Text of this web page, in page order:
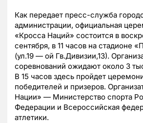
Как передает пресс-служба
администрации, официальная
«Кросса Наций» состоится в
сентября, в 11 часов на стадионе
(ул.19 — ой Гв.Дивизии,13).
соревнований ожидают около 3
В 15 часов здесь пройдет
победителей и призеров.
Нации» — Министерство спорта
Федерации и Всероссийская
атлетики.